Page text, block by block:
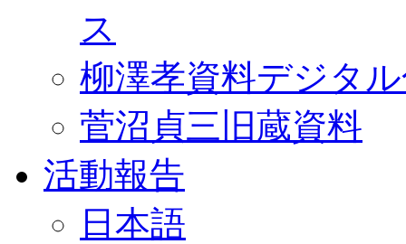
ス
柳澤孝資料デジタ
菅沼貞三旧蔵資料
活動報告
日本語